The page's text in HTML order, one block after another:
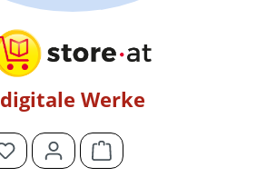
digitale Werke
Du hast 0 Produkte auf dem Merkzettel
Warenkorb enthält 0